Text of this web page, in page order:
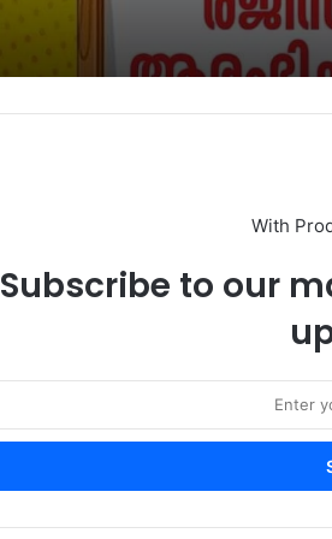
With
Subscribe to our